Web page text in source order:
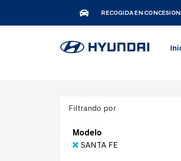
RECOGIDA EN
Filtrando por
Modelo
SANTA FE